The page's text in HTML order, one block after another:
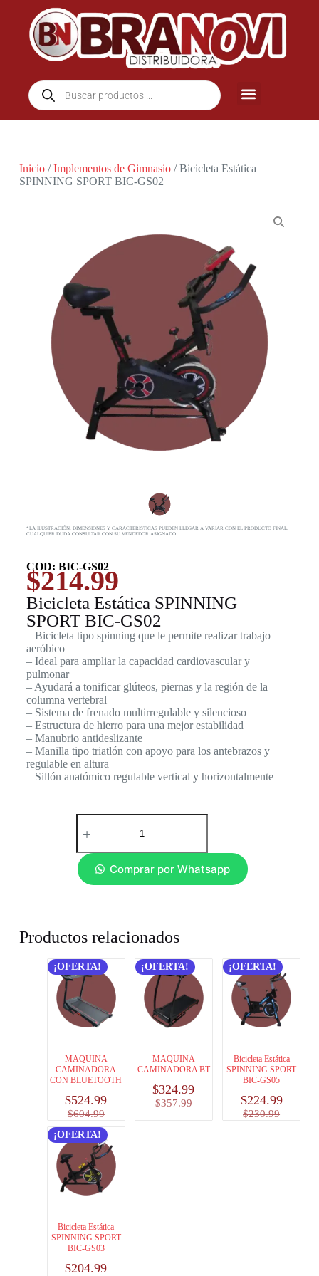
Inicio/Implementos de Gimnasio/ Bicicleta Estática
SPINNING SPORT BIC-GS02
*LA ILUSTRACIÓN, DIMENSIONES Y CARACTERISTICAS PUEDEN LLEGAR A VARIAR CON EL PRODUCTO FINAL,
CUALQUIER DUDA CONSULTAR CON SU VENDEDOR ASIGNADO
COD: BIC-GS02
$214.99
Bicicleta Estática SPINNING
SPORT BIC-GS02
– Bicicleta tipo spinning que le permite realizar trabajo
aeróbico
– Ideal para ampliar la capacidad cardiovascular y
pulmonar
– Ayudará a tonificar glúteos, piernas y la región de la
columna vertebral
– Sistema de frenado multirregulable y silencioso
– Estructura de hierro para una mejor estabilidad
– Manubrio antideslizante
– Manilla tipo triatlón con apoyo para los antebrazos y
regulable en altura
– Sillón anatómico regulable vertical y horizontalmente
Comprar por Whatsapp
Productos relacionados
¡OFERTA!
MAQUINA
CAMINADORA
CON BLUETOOTH
$604.99
$524.99
¡OFERTA!
MAQUINA
CAMINADORA BT
$357.99
$324.99
¡OFERTA!
Bicicleta Estática
SPINNING SPORT
BIC-GS05
$230.99
$224.99
¡OFERTA!
Bicicleta Estática
SPINNING SPORT
BIC-GS03
$204.99